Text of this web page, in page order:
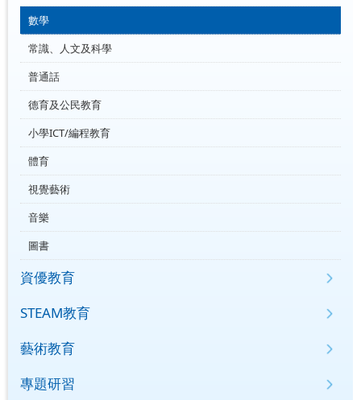
數學
常識、人文及科學
普通話
德育及公民教育
小學ICT/編程教育
體育
視覺藝術
音樂
圖書
資優教育
STEAM教育
藝術教育
專題研習